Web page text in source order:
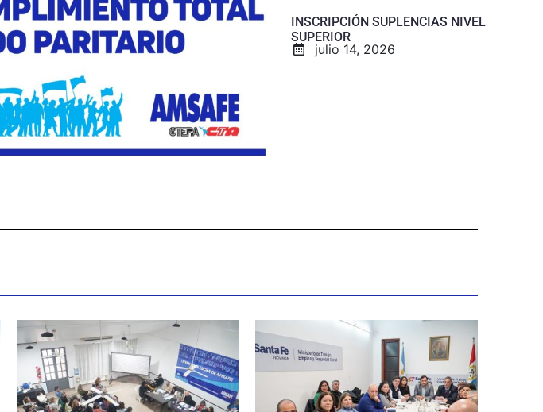
INSCRIPCIÓN SUPLENCIAS NIVEL
SUPERIOR
julio 14, 2026